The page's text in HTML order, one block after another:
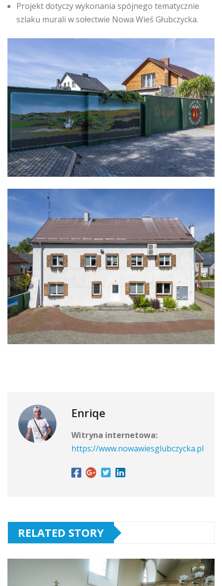
Projekt dotyczy wykonania spójnego tematycznie
szlaku murali w sołectwie Nowa Wieś Głubczycka.
Enriqe
Witryna internetowa:
https://www.nowawiesglubczycka.pl
RELATED STORY